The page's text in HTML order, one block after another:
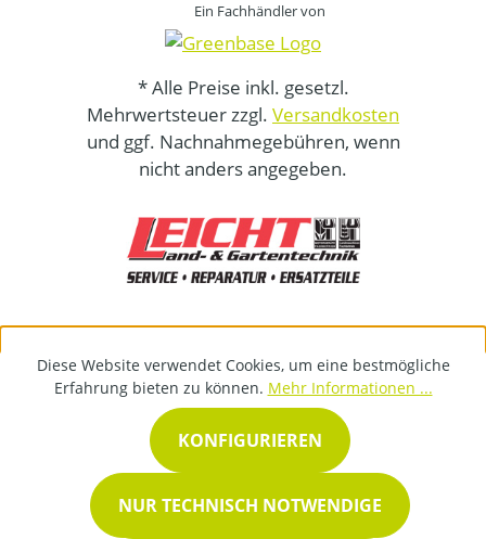
Ein Fachhändler von
* Alle Preise inkl. gesetzl.
Mehrwertsteuer zzgl. Versandkosten
und ggf. Nachnahmegebühren, wenn
nicht anders angegeben.
Diese Website verwendet Cookies, um eine bestmögliche
Erfahrung bieten zu können. Mehr Informationen ...
NUR TECHNISCH NOTWENDIGE
KONFIGURIEREN